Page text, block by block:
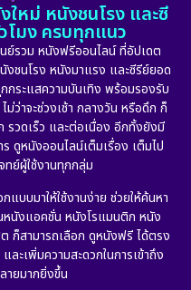
หม่ หนังชนโรง และซี
โมง ครบทุกแนว
รวม หนังฟรีออนไลน์ ที่อัปเดต
งชนโรง หนังมาแรง และซีรีย์ยอด
กระแสความบันเทิง พร้อมรองรับ
ว่าจะช่วงเช้า กลางวัน หรือดึก ก็
รวดเร็ว และต่อเนื่อง อีกทั้งยังมี
ดูหนังออนไลน์เต็มเรื่อง เต็มไป
ย์ผู้ใช้งานทุกกลุ่ม
บบมาให้ใช้งานง่าย ช่วยให้ค้นหา
หนังแอคชั่น หนังโรแมนติก หนัง
ก็สามารถเลือก ดูหนังฟรี ได้ตรง
ละเพิ่มความสะดวกในการเข้าถึง
ายมากยิ่งขึ้น